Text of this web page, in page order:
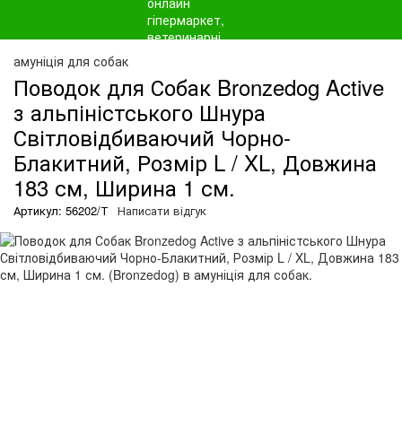
амуніція для собак
Поводок для Собак Bronzedog Active
з альпіністського Шнура
Світловідбиваючий Чорно-
Блакитний, Розмір L / XL, Довжина
183 см, Ширина 1 см.
Артикул: 56202/Т Написати відгук